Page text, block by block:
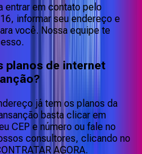
entrar em contato pelo
informar seu endereço e
você. Nossa equipe te
planos de internet
já tem os planos da
basta clicar em
CEP e número ou fale no
consultores, clicando no
AGORA.